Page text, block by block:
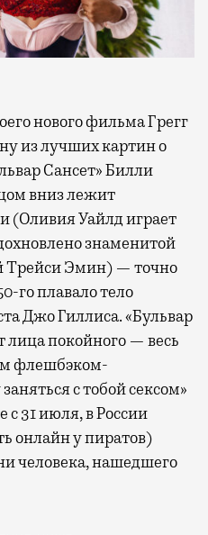
из лучших картин о
Сансет» Билли
вниз лежит
(Оливия Уайлд играет
знаменитой
Трейси Эмин) — точно
го плавало тело
Джо Гиллиса. «Бульвар
лица покойного — весь
флешбэком-
с тобой сексом»
с 31 июля, в России
онлайн у пиратов)
человека, нашедшего